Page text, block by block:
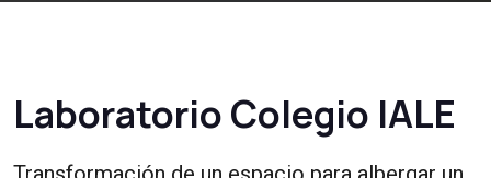
Laboratorio Colegio IALE